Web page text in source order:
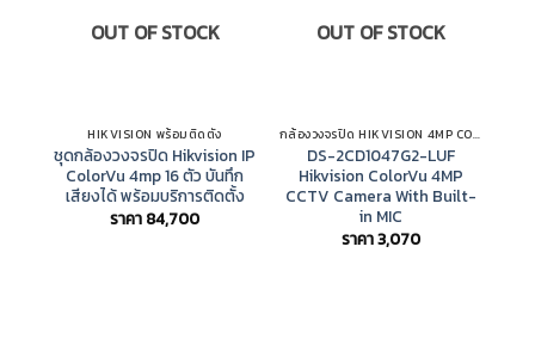
OUT OF STOCK
HIKVISION พร้อมติดตั้ง
ชุดกล้องวงจรปิด Hikvision IP
ColorVu 4mp 16 ตัว บันทึก
เสียงได้ พร้อมบริการติดตั้ง
ราคา 84,700
OUT OF STOCK
กล้องวงจรปิด HIKVISION 4MP COLORVU IP CAMERA
DS-2CD1047G2-LUF
Hikvision ColorVu 4MP
CCTV Camera With Built-
in MIC
ราคา3,070